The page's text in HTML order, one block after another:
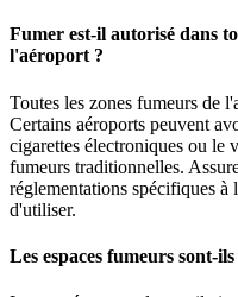
Fumer est-il autorisé dans
l'aéroport ?
Toutes les zones fumeurs de
Certains aéroports peuvent
cigarettes électroniques ou le
fumeurs traditionnelles.
réglementations spécifiques
d'utiliser.
Les espaces fumeurs sont-